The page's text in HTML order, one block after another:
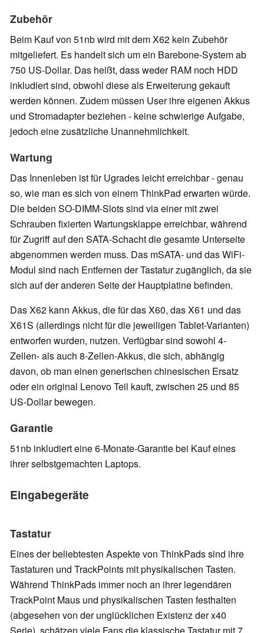
Zubehör
Beim Kauf von 51nb wird mit dem X62 kein Zubehör
mitgeliefert. Es handelt sich um ein Barebone-System ab
750 US-Dollar. Das heißt, dass weder RAM noch HDD
inkludiert sind, obwohl diese als Erweiterung gekauft
werden können. Zudem müssen User ihre eigenen Akkus
und Stromadapter beziehen - keine schwierige Aufgabe,
jedoch eine zusätzliche Unannehmlichkeit.
Wartung
Das Innenleben ist für Ugrades leicht erreichbar - genau
so, wie man es sich von einem ThinkPad erwarten würde.
Die beiden SO-DIMM-Slots sind via einer mit zwei
Schrauben fixierten Wartungsklappe erreichbar, während
für Zugriff auf den SATA-Schacht die gesamte Unterseite
abgenommen werden muss. Das mSATA- und das WiFi-
Modul sind nach Entfernen der Tastatur zugänglich, da sie
sich auf der anderen Seite der Hauptplatine befinden.
Das X62 kann Akkus, die für das X60, das X61 und das
X61S (allerdings nicht für die jeweiligen Tablet-Varianten)
entworfen wurden, nutzen. Verfügbar sind sowohl 4-
Zellen- als auch 8-Zellen-Akkus, die sich, abhängig
davon, ob man einen generischen chinesischen Ersatz
oder ein original Lenovo Teil kauft, zwischen 25 und 85
US-Dollar bewegen.
Garantie
51nb inkludiert eine 6-Monate-Garantie bei Kauf eines
ihrer selbstgemachten Laptops.
Eingabegeräte
Tastatur
Eines der beliebtesten Aspekte von ThinkPads sind ihre
Tastaturen und TrackPoints mit physikalischen Tasten.
Während ThinkPads immer noch an ihrer legendären
TrackPoint Maus und physikalischen Tasten festhalten
(abgesehen von der unglücklichen Existenz der x40